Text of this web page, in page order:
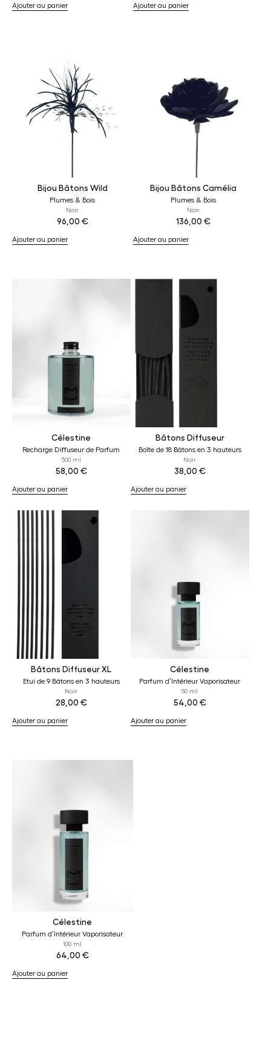
Ajouter au panier Ajouter au panier
Bijou Bâtons Wild
Plumes & Bois
Noir
96,00 €
Ajouter au panier
Bijou Bâtons Camélia
Plumes & Bois
Noir
136,00€
Ajouter au panier
Célestine
Recharge Diffuseur de Parfum
500 ml
58,00 €
Ajouter au panier
Bâtons Diffuseur
Boîte de 18 Bâtons en 3 hauteurs
Noir
38,00 €
Ajouter au panier
Bâtons Diffuseur XL
Etui de 9 Bâtons en 3 hauteurs
Noir
28,00 €
Ajouter au panier
Célestine
Parfum d’Intérieur Vaporisateur
50 ml
54,00 €
Ajouter au panier
Célestine
Parfum d’Intérieur Vaporisateur
100 ml
64,00 €
Ajouter au panier